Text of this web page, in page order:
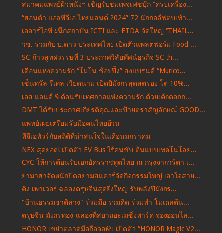
สมาคมแพทย์ผิวหนังฯ เชิญรับชมเพจเฟซบุ๊ก “ครบเครื่อง...
“ฮอนด้า แอลพีจีเอ ไทยแลนด์ 2024” 72 นักกอล์ฟตบเท้า...
เออาร์ไอพี ผนึกสถาบัน ICTI และ ETDA จัดใหญ่ “THAIL...
วช. ร่วมกับ บ.ดาว ประเทศไทย เปิดตัวแพลตฟอร์ม Food ...
SC ก้าวสู่ทศวรรษที่ 3 ประกาศวิสัยทัศน์ธุรกิจ SC th...
เดือนแห่งความรัก “โมโน ช้อปปิ้ง” ส่งแบรนด์ “Murico...
เซ็นทรัล รีเทล เวียดนาม เปิดปีมังกรสุดสตรอง โต 10%...
เอส แอนด์ พี ต้อนรับเทศกาลแห่งความรัก ด้วยเค้กดอกก...
DMT ได้รับประกาศเกียรติคุณและป้ายตราสัญลักษณ์ GOOD...
แพทย์เผยเตรียมรับมือคนไทยอ้วน
พีจีเอทัวร์กับสถิติที่น่าสนใจในเดือนมกราคม
NEX สุดยอด! เปิดตัว EV Bus ไร้คนขับ ต้นแบบเทคโนโลย...
CYC ให้การต้อนรับเอกอัครราชทูตไทย ณ กรุงจาการ์ตา เ...
ยามาฮ่าจัดหนักปิดสยามสแควร์จัดกิจกรรมใหญ่ เอาใจสาย...
คิง เพาเวอร์ ฉลองตรุษจีนสุดยิ่งใหญ่ รับพลังปีมังกร...
"บ้านธรรมชาติล่าง" ร่วมมือ ร่วมคิด ร่วมทำ โมเดลต้น...
ตรุษจีน มังกรทอง ฉลองที่สยามอะเมซิ่งพาร์ค จองออนไล...
HONOR เขย่าตลาดมือถือจอพับ เปิดตัว “HONOR Magic V2...